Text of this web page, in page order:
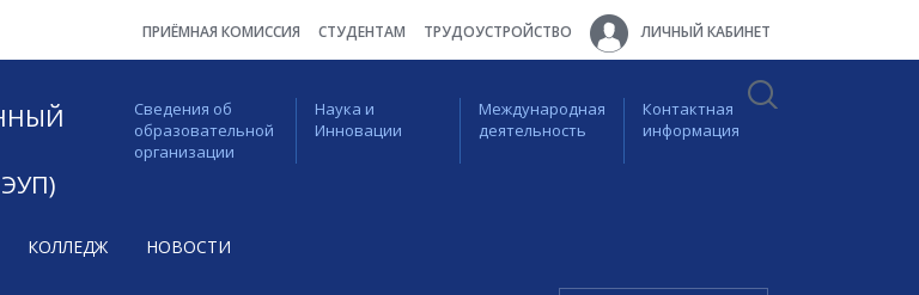
ПРИЁМНАЯ КОМИССИЯ СТУДЕНТАМ ТРУДОУСТРОЙСТВО ЛИЧНЫЙ КАБИНЕТ
Сведения об
образовательной
организации
Наука и
Инновации
Международная
деятельность
Контактная
информация
КОЛЛЕДЖ НОВОСТИ